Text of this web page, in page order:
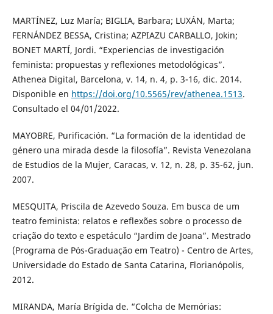
MARTÍNEZ, Luz María; BIGLIA, Barbara; LUXÁN, Marta;
FERNÁNDEZ BESSA, Cristina; AZPIAZU CARBALLO, Jokin;
BONET MARTÍ, Jordi. “Experiencias de investigación
feminista: propuestas y reflexiones metodológicas”.
Athenea Digital, Barcelona, v. 14, n. 4, p. 3-16, dic. 2014.
Disponible en https://doi.org/10.5565/rev/athenea.1513.
Consultado el 04/01/2022.
MAYOBRE, Purificación. “La formación de la identidad de
género una mirada desde la filosofía”. Revista Venezolana
de Estudios de la Mujer, Caracas, v. 12, n. 28, p. 35-62, jun.
2007.
MESQUITA, Priscila de Azevedo Souza. Em busca de um
teatro feminista: relatos e reflexões sobre o processo de
criação do texto e espetáculo “Jardim de Joana”. Mestrado
(Programa de Pós-Graduação em Teatro) - Centro de Artes,
Universidade do Estado de Santa Catarina, Florianópolis,
2012.
MIRANDA, María Brígida de. “Colcha de Memórias: